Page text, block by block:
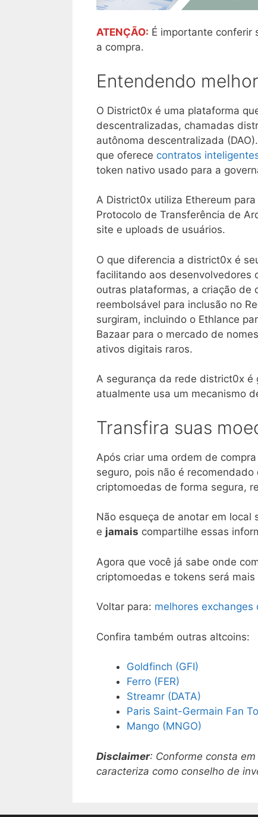
ATENÇÃO: É importante conferir
a compra.
Entendendo
O District0x é uma plataforma
descentralizadas, chamadas
autônoma descentralizada
que oferece contratos
token nativo usado para a
A District0x utiliza Ethereum
Protocolo de Transferência de
site e uploads de usuários.
O que diferencia a district0x é
facilitando aos desenvolvedores
outras plataformas, a criação de
reembolsável para inclusão no
surgiram, incluindo o Ethlance
Bazaar para o mercado de
ativos digitais raros.
A segurança da rede district0x é
atualmente usa um mecanismo
Transfira suas
Após criar uma ordem de
seguro, pois não é
criptomoedas de forma segura,
Não esqueça de anotar em local
e jamais compartilhe essas
Agora que você já sabe onde
criptomoedas e tokens será
Voltar para: melhores
Confira também outras altcoins:
Goldfinch (GFI)
Ferro (FER)
Streamr (DATA)
Paris Saint-Germain Fan
Mango (MNGO)
Disclaimer: Conforme consta
caracteriza como conselho de